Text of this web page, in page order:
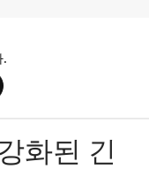
.
화된 긴